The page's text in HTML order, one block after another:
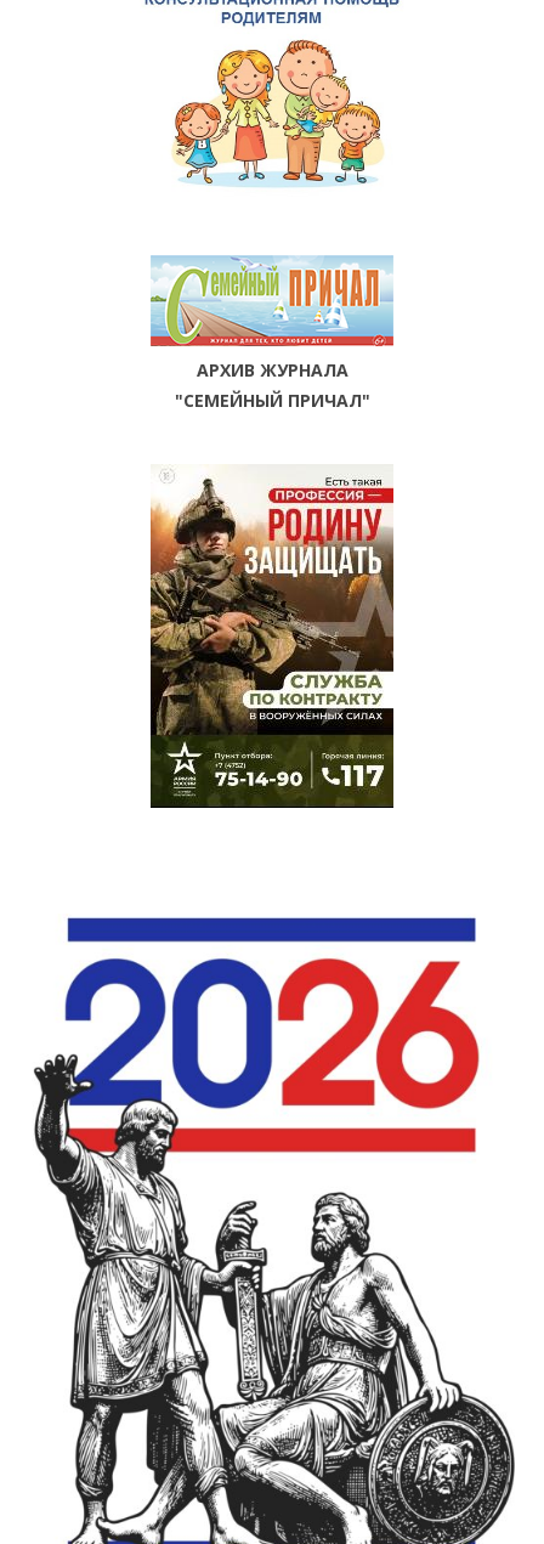
АРХИВ ЖУРНАЛА
"СЕМЕЙНЫЙ ПРИЧАЛ"